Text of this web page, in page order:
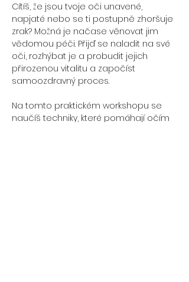
Cítíš, že jsou tvoje oči unavené,
napjaté nebo se ti postupně zhoršuje
zrak? Možná je načase věnovat jim
vědomou péči. Přijď se naladit na své
oči, rozhýbat je a probudit jejich
přirozenou vitalitu a započíst
samoozdravný proces.
Na tomto praktickém workshopu se
naučíš techniky, které pomáhají očím